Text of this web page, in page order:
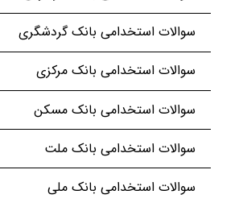
سوالات استخدامی بانک گردشگری
سوالات استخدامی بانک مرکزی
سوالات استخدامی بانک مسکن
سوالات استخدامی بانک ملت
سوالات استخدامی بانک ملی